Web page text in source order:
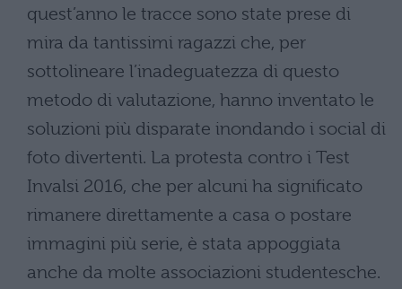
quest’anno le tracce sono state prese di
mira da tantissimi ragazzi che, per
sottolineare l’inadeguatezza di questo
metodo di valutazione, hanno inventato le
soluzioni più disparate inondando i social di
foto divertenti. La protesta contro i Test
Invalsi 2016, che per alcuni ha significato
rimanere direttamente a casa o postare
immagini più serie, è stata appoggiata
anche da molte associazioni studentesche.